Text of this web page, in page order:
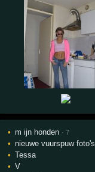
m ijn honden · 7
nieuwe vuurspuw foto's
Tessa
V